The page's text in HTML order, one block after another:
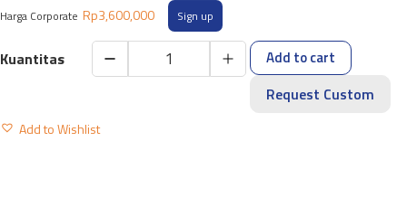
Harga Corporate Rp3,600,000 Sign up
TIGER
C12T
Add to cart
Request Custom
Add to Wishlist